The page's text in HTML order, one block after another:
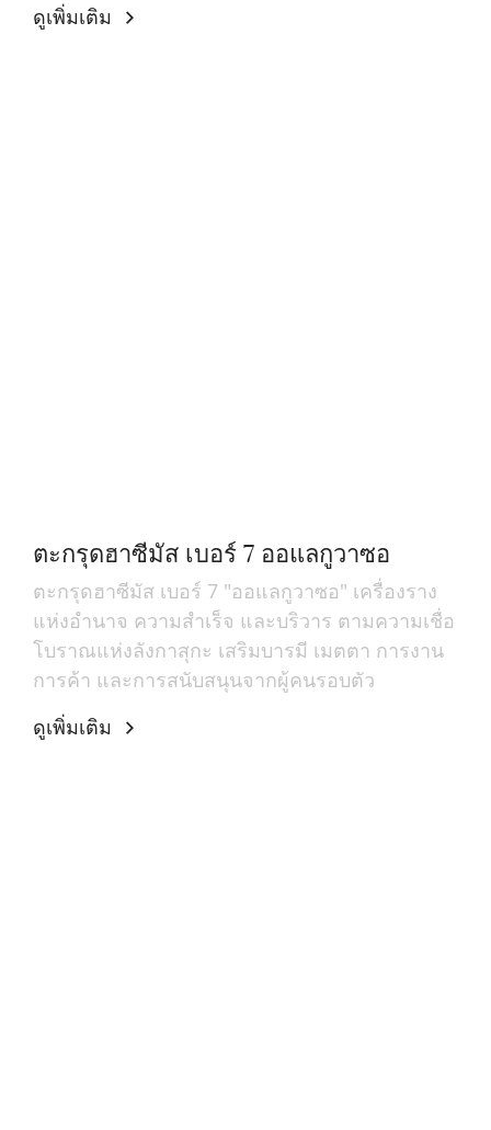
ดูเพิ่มเติม
ตะกรุดฮาซีมัส เบอร์ 7 ออแลกูวาซอ
ตะกรุดฮาซีมัส เบอร์ 7 "ออแลกูวาซอ" เครื่องราง
แห่งอำนาจ ความสำเร็จ และบริวาร ตามความเชื่อ
โบราณแห่งลังกาสุกะ เสริมบารมี เมตตา การงาน
การค้า และการสนับสนุนจากผู้คนรอบตัว
ดูเพิ่มเติม